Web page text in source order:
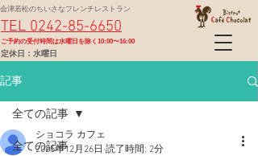
定休日：水曜日
TEL 0242-85-6650
会津若松のちいさなフレンチレストラン
​ご予約の受付時間は水曜日を除く10:00〜16:00
記事
全ての記事
全ての記事
ショコラ カフェ
2025年12月26日 読了時間: 2分